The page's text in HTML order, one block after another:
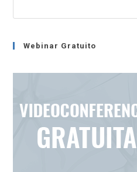
Con
Webinar Gratuito